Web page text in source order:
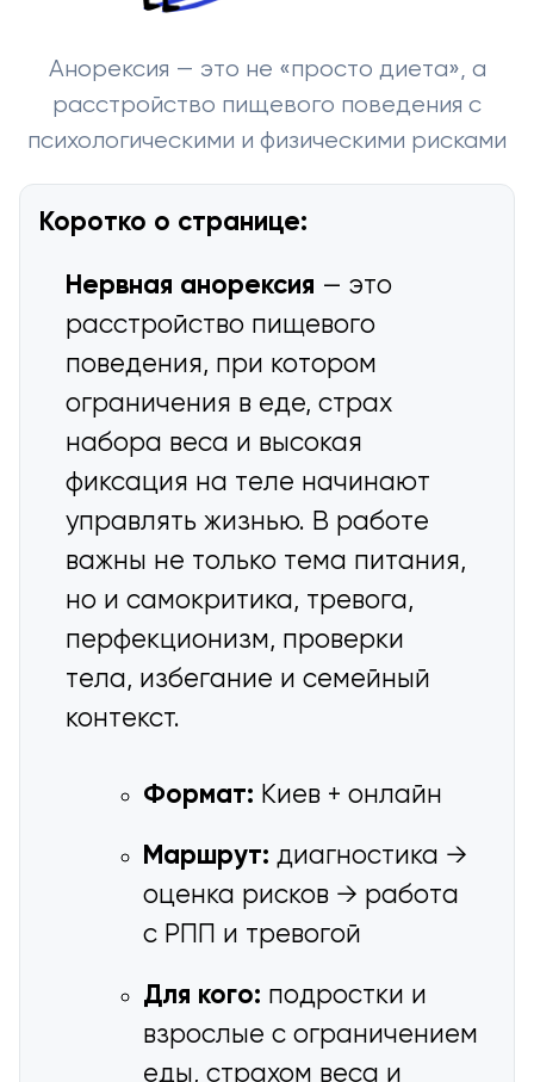
Анорексия — это не «просто диета», а
расстройство пищевого поведения с
психологическими и физическими рисками
Коротко о странице:
Нервная анорексия — это
расстройство пищевого
поведения, при котором
ограничения в еде, страх
набора веса и высокая
фиксация на теле начинают
управлять жизнью. В работе
важны не только тема питания,
но и самокритика, тревога,
перфекционизм, проверки
тела, избегание и семейный
контекст.
Формат: Киев + онлайн
Маршрут: диагностика →
оценка рисков → работа
с РПП и тревогой
Для кого: подростки и
взрослые с ограничением
еды, страхом веса и